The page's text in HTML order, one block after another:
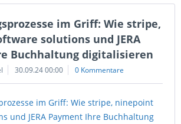
im Griff: Wie stripe,
solutions und JERA
Buchhaltung digitalisieren
30.09.24 00:00 0 Kommentare